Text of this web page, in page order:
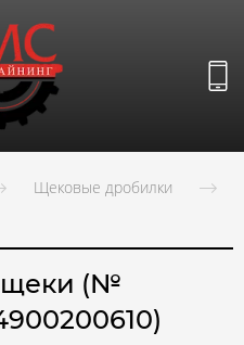
Щековые дробилки
(№